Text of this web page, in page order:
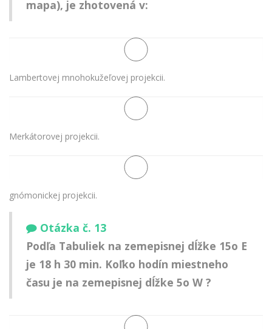
mapa), je zhotovená v:
Lambertovej mnohokužeľovej projekcii.
Merkátorovej projekcii.
gnómonickej projekcii.
Otázka č. 13
Podľa Tabuliek na zemepisnej dĺžke 15o E
je 18 h 30 min. Koľko hodín miestneho
času je na zemepisnej dĺžke 5o W ?